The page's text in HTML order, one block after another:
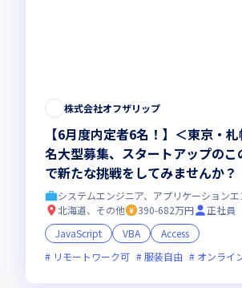
株式会社オフザリップ
【6月度内定者6名！】＜東京・
名大型募集、スタートアップの
で新たな挑戦をしてみませんか？
システムエンジニア、アプリケーション
北海道、その他
390-682万円
正社員
JavaScript
VBA
Access
リモートワーク可
服装自由 オンライ